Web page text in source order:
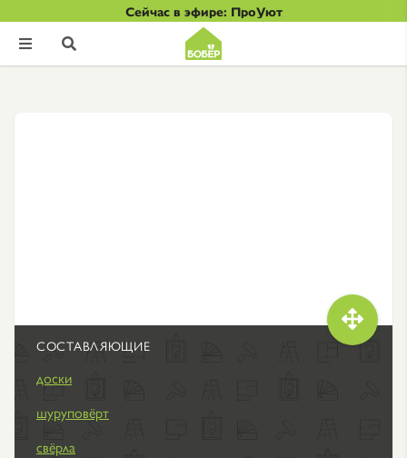
Сейчас в эфире: ПроУют
 

СОСТАВЛЯЮЩИЕ
доски
шуруповёрт
свёрла